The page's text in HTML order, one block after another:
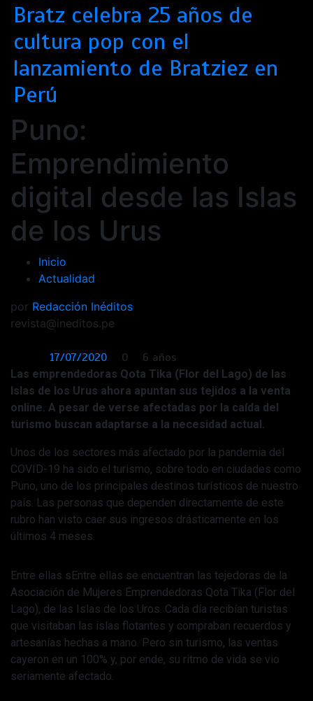
Bratz celebra 25 años de
cultura pop con el
lanzamiento de Bratziez en
Perú
Puno:
Emprendimiento
digital desde las Islas
de los Urus
Inicio
Actualidad
por Redacción Inéditos
revista@ineditos.pe
17/07/2020 0 6 años
Las emprendedoras Qota Tika (Flor del Lago) de las
Islas de los Urus ahora apuntan sus tejidos a la venta
online. A pesar de verse afectadas por la caída del
turismo buscan adaptarse a la necesidad actual.
Unos de los sectores más afectado por la pandemia del
COVID-19 ha sido el turismo, sobre todo en ciudades como
Puno, uno de los principales destinos turísticos de nuestro
país. Las personas que dependen directamente de este
rubro han visto caer sus ingresos drásticamente en los
últimos 4 meses.
Entre ellas sEntre ellas se encuentran las tejedoras de la
Asociación de Mujeres Emprendedoras Qota Tika (Flor del
Lago), de las Islas de los Uros. Cada día recibían turistas
que visitaban las islas flotantes y compraban recuerdos y
artesanías hechas a mano. Pero sin turismo, las ventas
cayeron en un 100% y, por ende, su ritmo de vida se vio
seriamente afectado.